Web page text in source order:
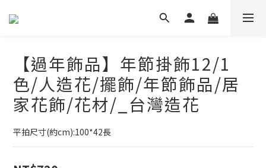
【過年飾品】年節掛飾12/1
色/人造花/擺飾/年節飾品/居
家花飾/花材/_台灣造花
平拍尺寸(約cm):100*42長